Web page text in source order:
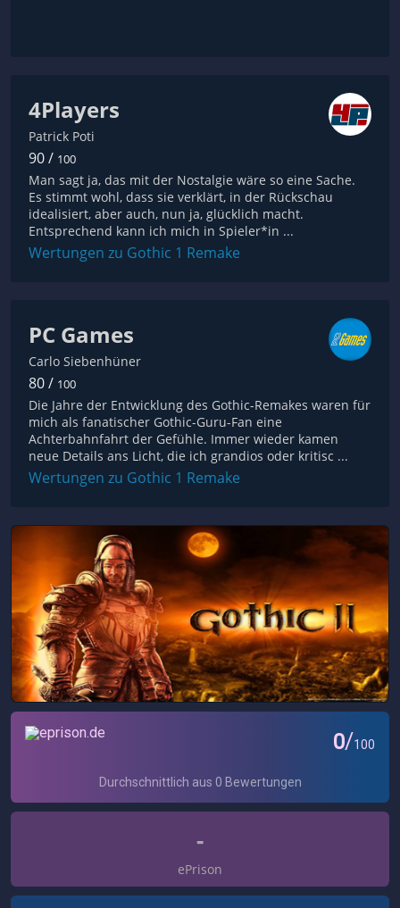
4Players
Patrick Poti
90 / 100
Man sagt ja, das mit der Nostalgie wäre so eine Sache.
Es stimmt wohl, dass sie verklärt, in der Rückschau
idealisiert, aber auch, nun ja, glücklich macht.
Entsprechend kann ich mich in Spieler*in ...
Wertungen zu Gothic 1 Remake
PC Games
Carlo Siebenhüner
80 / 100
Die Jahre der Entwicklung des Gothic-Remakes waren für
mich als fanatischer Gothic-Guru-Fan eine
Achterbahnfahrt der Gefühle. Immer wieder kamen
neue Details ans Licht, die ich grandios oder kritisc ...
Wertungen zu Gothic 1 Remake
-
ePrison